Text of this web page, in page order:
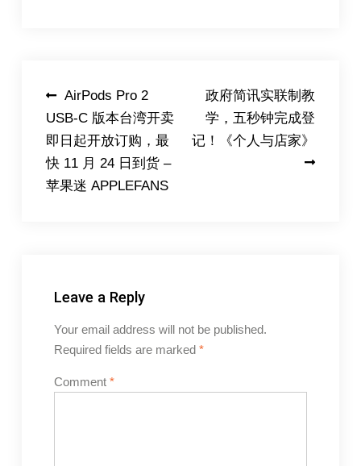
Post
navigation
AirPods Pro 2
USB-C 版本台湾开卖
即日起开放订购，最
快 11 月 24 日到货 –
苹果迷 APPLEFANS
政府简讯实联制教
学，五秒钟完成登
记！《个人与店家》
Leave a Reply
Your email address will not be published.
Required fields are marked *
Comment *